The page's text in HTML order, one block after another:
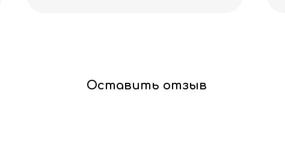
Оставить отзыв